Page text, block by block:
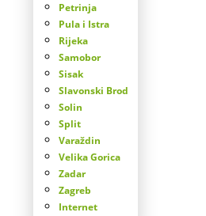
Petrinja
Pula i Istra
Rijeka
Samobor
Sisak
Slavonski Brod
Solin
Split
Varaždin
Velika Gorica
Zadar
Zagreb
Internet